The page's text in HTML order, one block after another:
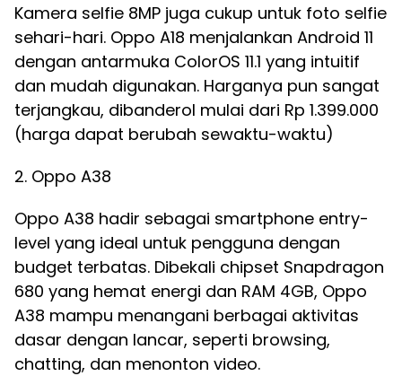
Kamera selfie 8MP juga cukup untuk foto selfie
sehari-hari. Oppo A18 menjalankan Android 11
dengan antarmuka ColorOS 11.1 yang intuitif
dan mudah digunakan. Harganya pun sangat
terjangkau, dibanderol mulai dari Rp 1.399.000
(harga dapat berubah sewaktu-waktu)
2. Oppo A38
Oppo A38 hadir sebagai smartphone entry-
level yang ideal untuk pengguna dengan
budget terbatas. Dibekali chipset Snapdragon
680 yang hemat energi dan RAM 4GB, Oppo
A38 mampu menangani berbagai aktivitas
dasar dengan lancar, seperti browsing,
chatting, dan menonton video.